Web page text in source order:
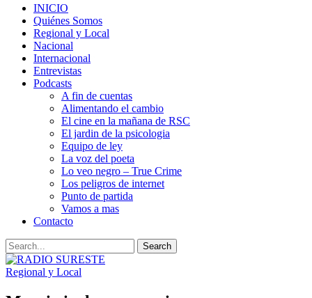
INICIO
Quiénes Somos
Regional y Local
Nacional
Internacional
Entrevistas
Podcasts
A fin de cuentas
Alimentando el cambio
El cine en la mañana de RSC
El jardin de la psicologia
Equipo de ley
La voz del poeta
Lo veo negro – True Crime
Los peligros de internet
Punto de partida
Vamos a mas
Contacto
Regional y Local